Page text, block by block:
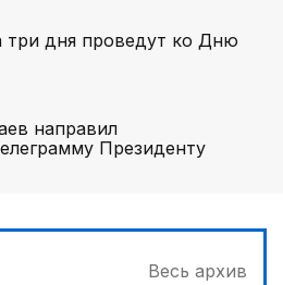
три дня проведут ко Дню
направил
Президенту
Весь архив